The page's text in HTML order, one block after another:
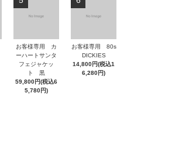
お客様専用 カ
ーハートサンタ
フェジャケッ
ト 黒
59,800円(税込6
5,780円)
お客様専用 80s
DICKIES
14,800円(税込1
6,280円)